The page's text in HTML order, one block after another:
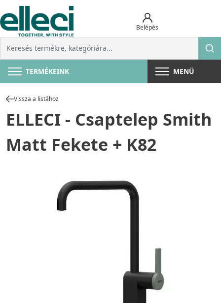
Belépés
TERMÉKEINK MENÜ
Vissza a listához
ELLECI - Csaptelep Smith
Matt Fekete + K82